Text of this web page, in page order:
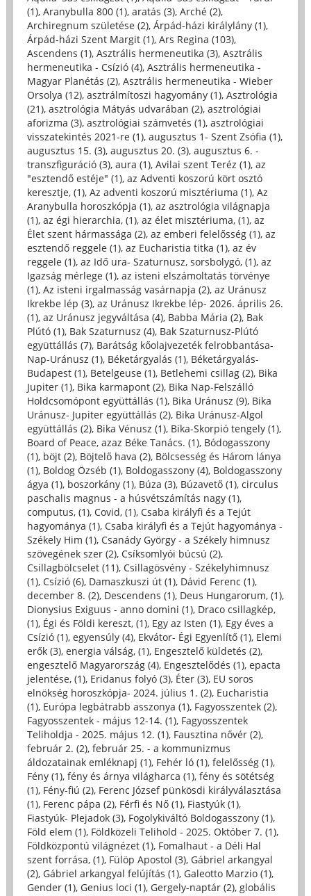
(1), Aranybulla 800 (1), aratás (3), Arché (2),
Archiregnum születése (2), Árpád-házi királylány (1),
Árpád-házi Szent Margit (1), Ars Regina (103),
Ascendens (1), Asztrális hermeneutika (3), Asztrális
hermeneutika - Csízió (4), Asztrális hermeneutika -
Magyar Planétás (2), Asztrális hermeneutika - Wieber
Orsolya (12), asztrálmítoszi hagyomány (1), Asztrológia
(21), asztrológia Mátyás udvarában (2), asztrológiai
aforizma (3), asztrológiai számvetés (1), asztrológiai
visszatekintés 2021-re (1), augusztus 1- Szent Zsófia (1),
augusztus 15. (3), augusztus 20. (3), augusztus 6. -
transzfiguráció (3), aura (1), Avilai szent Teréz (1), az
"esztendő estéje" (1), az Adventi koszorú kört osztó
keresztje, (1), Az adventi koszorú misztériuma (1), Az
Aranybulla horoszkópja (1), az asztrológia világnapja
(1), az égi hierarchia, (1), az élet misztériuma, (1), az
Élet szent hármassága (2), az emberi felelősség (1), az
esztendő reggele (1), az Eucharistia titka (1), az év
reggele (1), az Idő ura- Szaturnusz, sorsbolygó, (1), az
Igazság mérlege (1), az isteni elszámoltatás törvénye
(1), Az isteni irgalmasság vasárnapja (2), az Uránusz
Ikrekbe lép (3), az Uránusz Ikrekbe lép- 2026. április 26.
(1), az Uránusz jegyváltása (4), Babba Mária (2), Bak
Plútó (1), Bak Szaturnusz (4), Bak Szaturnusz-Plútó
együttállás (7), Barátság kőolajvezeték felrobbantása-
Nap-Uránusz (1), Béketárgyalás (1), Béketárgyalás-
Budapest (1), Betelgeuse (1), Betlehemi csillag (2), Bika
Jupiter (1), Bika karmapont (2), Bika Nap-Felszálló
Holdcsomópont együttállás (1), Bika Uránusz (9), Bika
Uránusz- Jupiter együttállás (2), Bika Uránusz-Algol
együttállás (2), Bika Vénusz (1), Bika-Skorpió tengely (1),
Board of Peace, azaz Béke Tanács. (1), Bódogasszony
(1), böjt (2), Böjtelő hava (2), Bölcsesség és Három lánya
(1), Boldog Özséb (1), Boldogasszony (4), Boldogasszony
ágya (1), boszorkány (1), Búza (3), Búzavető (1), circulus
paschalis magnus - a húsvétszámítás nagy (1),
computus, (1), Covid, (1), Csaba királyfi és a Tejút
hagyománya (1), Csaba királyfi és a Tejút hagyománya -
Székely Him (1), Csanády György - a Székely himnusz
szövegének szer (2), Csíksomlyói búcsú (2),
Csillagbölcselet (11), Csillagösvény - Székelyhimnusz
(1), Csízió (6), Damaszkuszi út (1), Dávid Ferenc (1),
december 8. (2), Descendens (1), Deus Hungarorum, (1),
Dionysius Exiguus - anno domini (1), Draco csillagkép,
(1), Égi és Földi kereszt, (1), Egy az Isten (1), Egy éves a
Csízió (1), egyensúly (4), Ekvátor- Égi Egyenlítő (1), Elemi
erők (3), energia válság, (1), Engesztelő küldetés (2),
engesztelő Magyarország (4), Engesztelődés (1), epacta
jelentése, (1), Eridanus folyó (3), Éter (3), EU soros
elnökség horoszkópja- 2024. július 1. (2), Eucharistia
(1), Európa legbátrabb asszonya (1), Fagyosszentek (2),
Fagyosszentek - május 12-14. (1), Fagyosszentek
Teliholdja - 2025. május 12. (1), Fausztina nővér (2),
február 2. (2), február 25. - a kommunizmus
áldozatainak emléknapj (1), Fehér ló (1), felelősség (1),
Fény (1), fény és árnya világharca (1), fény és sötétség
(1), Fény-fiú (2), Ferenc József pünkösdi királyválasztása
(1), Ferenc pápa (2), Férfi és Nő (1), Fiastyúk (1),
Fiastyúk- Plejadok (3), Fogolykiváltó Boldogasszony (1),
Föld elem (1), Földközeli Telihold - 2025. Október 7. (1),
Földközpontú világnézet (1), Fomalhaut - a Déli Hal
szent forrása, (1), Fülöp Apostol (3), Gábriel arkangyal
(2), Gábriel arkangyal felújítás (1), Galeotto Marzio (1),
Gender (1), Genius loci (1), Gergely-naptár (2), globális